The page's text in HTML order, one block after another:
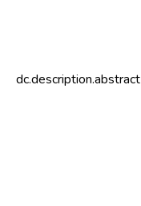
dc.description.abstract